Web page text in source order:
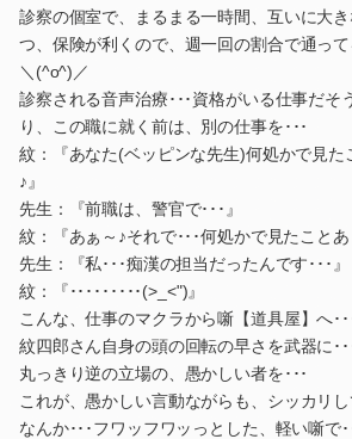
診察の個室で、まるまる一時間、互いに大
つ、保険が利くので、週一回の割合で通って
＼(^o^)／
診察される音声治療･･･資格がいる仕事だそ
り、この職に就く前は、別の仕事を･･･
紋：『あなた(ベッピンな先生)何処かで見た
♪』
先生：『前職は、警官で･･･』
紋：『あぁ～♪それで･･･何処かで見たことあ
先生：『私･･･痴漢の担当だったんです･･･』
紋：『･････････(>_<")』
こんな、仕事のマクラから噺【道具屋】へ･･
紋四郎さん自身の頭の回転の早さを武器に･･
丸っきり逆の立場の、愚かしい者を･･･
これが、愚かしい言動ながらも、シッカリし
なんか･･･フワッフワッっとした、軽い噺で･